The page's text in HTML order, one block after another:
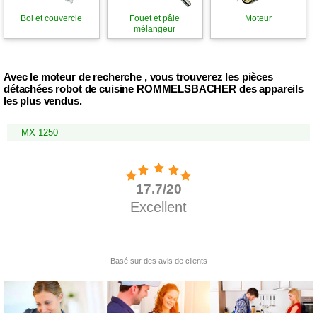
Bol et couvercle
Fouet et pâle
mélangeur
Moteur
Avec le moteur de recherche , vous trouverez les pièces
détachées robot de cuisine ROMMELSBACHER des appareils
les plus vendus.
MX 1250